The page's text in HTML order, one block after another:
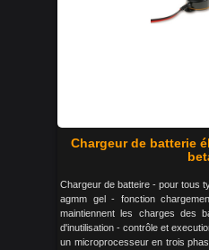
Chargeur de batterie
Chargeur de batteire - pour tous
agmm gel - fonction
maintiennent les charges des
d'inutilisation - contrôle et
un microprocesseur en trois